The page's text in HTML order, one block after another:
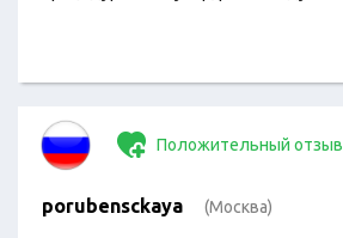
Положительный отзыв
porubensckaya (Москва)